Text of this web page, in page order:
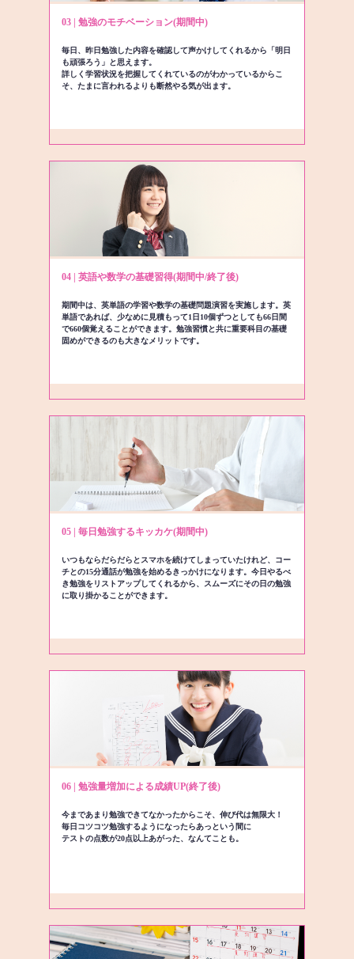
03 | 勉強のモチベーション(期間中)
毎日、昨日勉強した内容を確認して声かけしてくれるから「明日
も頑張ろう」と思えます。
詳しく学習状況を把握してくれているのがわかっているからこ
そ、たまに言われるよりも断然やる気が出ます。
04 | 英語や数学の基礎習得(期間中/終了後)
期間中は、英単語の学習や数学の基礎問題演習を実施します。英
単語であれば、少なめに見積もって1日10個ずつとしても66日間
で660個覚えることができます。勉強習慣と共に重要科目の基礎
固めができるのも大きなメリットです。
05 | 毎日勉強するキッカケ(期間中)
いつもならだらだらとスマホを続けてしまっていたけれど、コー
チとの15分通話が勉強を始めるきっかけになります。今日やるべ
き勉強をリストアップしてくれるから、スムーズにその日の勉強
に取り掛かることができます。
06 | 勉強量増加による成績UP(終了後)
今まであまり勉強できてなかったからこそ、伸び代は無限大！
毎日コツコツ勉強するようになったらあっという間に
テストの点数が20点以上あがった、なんてことも。